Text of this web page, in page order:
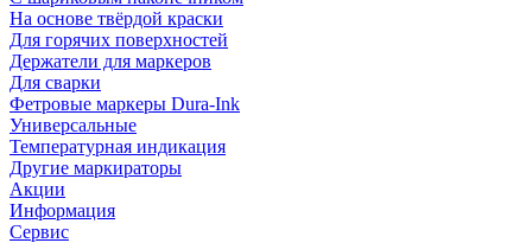
На основе твёрдой краски
Для горячих поверхностей
Держатели для маркеров
Для сварки
Фетровые маркеры Dura-Ink
Универсальные
Температурная индикация
Другие маркираторы
Акции
Информация
Сервис